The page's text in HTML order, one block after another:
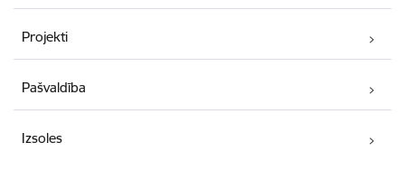
Projekti
Pašvaldība
Izsoles